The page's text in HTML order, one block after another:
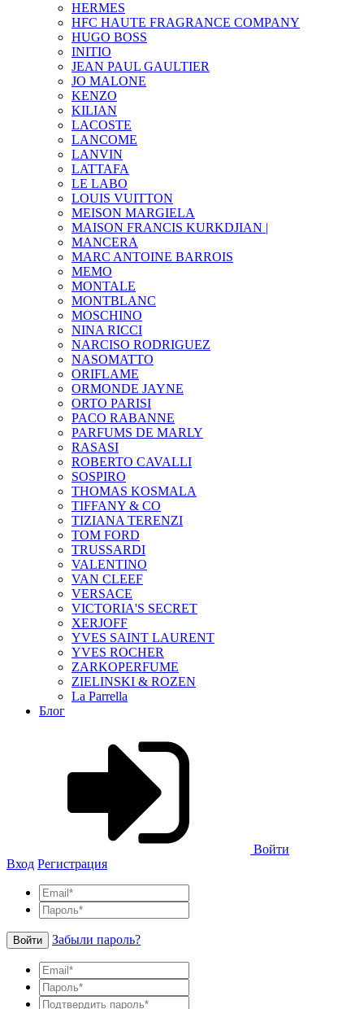
HERMES
HFC HAUTE FRAGRANCE COMPANY
HUGO BOSS
INITIO
JEAN PAUL GAULTIER
JO MALONE
KENZO
KILIAN
LACOSTE
LANCOME
LANVIN
LATTAFA
LE LABO
LOUIS VUITTON
MEISON MARGIELA
MAISON FRANCIS KURKDJIAN |
MANCERA
MARC ANTOINE BARROIS
MEMO
MONTALE
MONTBLANC
MOSCHINO
NINA RICCI
NARCISO RODRIGUEZ
NASOMATTO
ORIFLAME
ORMONDE JAYNE
ORTO PARISI
PACO RABANNE
PARFUMS DE MARLY
RASASI
ROBERTO CAVALLI
SOSPIRO
THOMAS KOSMALA
TIFFANY & CO
TIZIANA TERENZI
TOM FORD
TRUSSARDI
VALENTINO
VAN CLEEF
VERSACE
VICTORIA'S SECRET
XERJOFF
YVES SAINT LAURENT
YVES ROCHER
ZARKOPERFUME
ZIELINSKI & ROZEN
La Parrella
Блог
Войти
Вход Регистрация
Войти Забыли пароль?